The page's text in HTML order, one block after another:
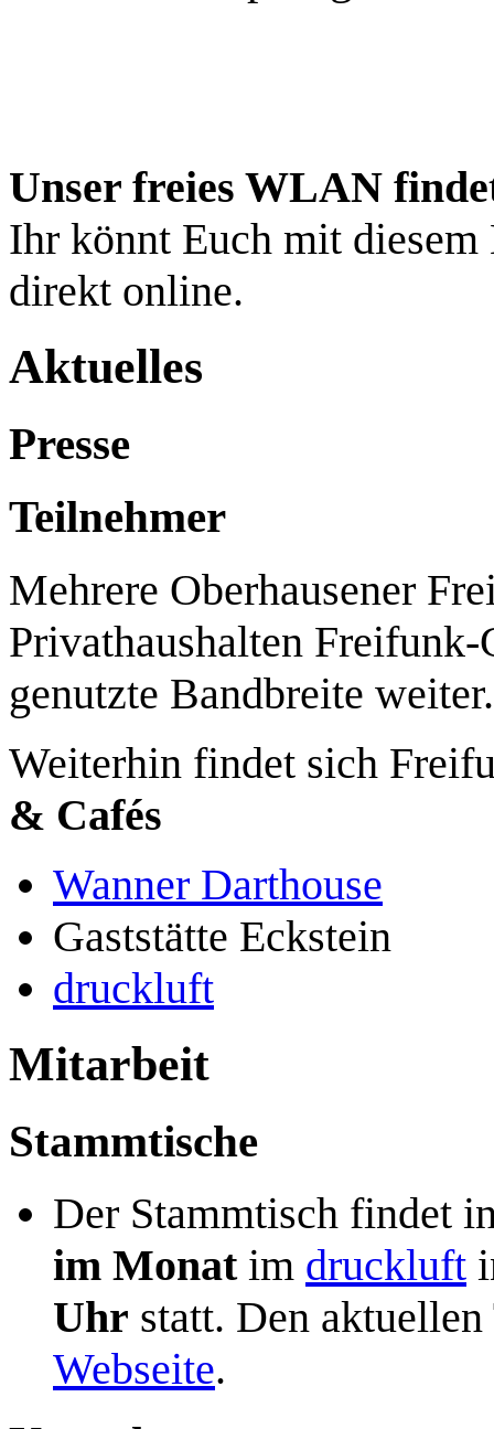
Unser freies WLAN
Ihr könnt Euch mit
direkt online.
Aktuelles
Presse
Teilnehmer
Mehrere Oberhausener
Privathaushalten
genutzte Bandbreite weiter.
Weiterhin findet sich
& Cafés
Wanner Darthouse
Gaststätte Eckstein
druckluft
Mitarbeit
Stammtische
Der Stammtisch findet
im Monatim druckluft
Uhr statt. Den
Webseite.